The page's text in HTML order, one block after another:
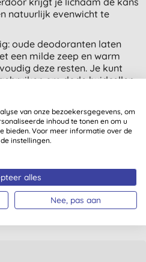
natuurlijk evenwicht te
oude deodoranten laten
een milde zeep en warm
deze resten. Je kunt
om dode huidcellen
vrij te maken.
je helemaal klaar voor het
deodorant. Experimenteer
totdat je jouw favoriet
dat niet elk lichaam
deodorant. Wees
Voor je het weet geniet je
natuurlijke deodorant en wil
van onze bezoekersgegevens, om
inhoud te tonen en om u
bieden. Voor meer informatie over de
instellingen.
alles
Nee, pas aan